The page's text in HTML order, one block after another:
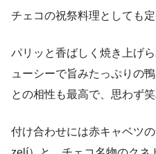
チェコの祝祭料理としても
パリッと香ばしく焼き上げ
ューシーで旨みたっぷりの
との相性も最高で、思わず
付け合わせには赤キャベツ